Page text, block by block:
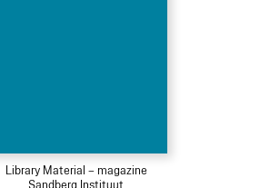
Library Material – magazine